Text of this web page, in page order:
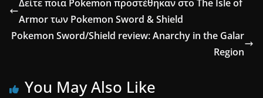
Δείτε ποια Pokemon προστέθηκαν στο The Isle of
Armor των Pokemon Sword & Shield
Pokemon Sword/Shield review: Anarchy in the Galar
Region
You May Also Like